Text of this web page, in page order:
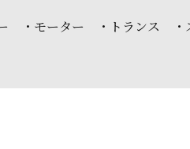
モーター ・トランス ・